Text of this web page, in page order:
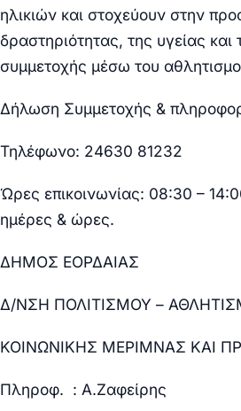
ηλικιών και στοχεύουν στην
δραστηριότητας, της υγείας και
συμμετοχής μέσω του
Δήλωση Συμμετοχής &
Τηλέφωνο: 24630 81232
Ώρες επικοινωνίας: 08:30 –
ημέρες & ώρες.
ΔΗΜΟΣ ΕΟΡΔΑΙΑΣ
Δ/ΝΣΗ ΠΟΛΙΤΙΣΜΟΥ –
ΚΟΙΝΩΝΙΚΗΣ ΜΕΡΙΜΝΑΣ ΚΑΙ
Πληροφ. : Α.Ζαφείρης